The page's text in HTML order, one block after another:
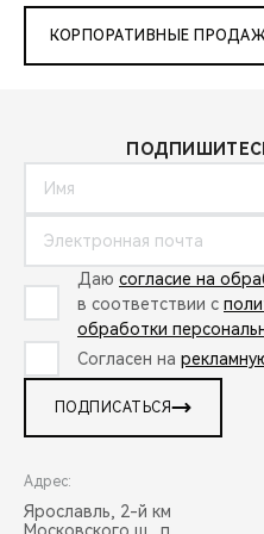
КОРПОРАТИВНЫЕ
Даю согласие на
в соответствии с
обработки
Согласен на
ПОДПИСАТЬСЯ
Адрес:
Ярославль, 2-й км
Московского ш., п.